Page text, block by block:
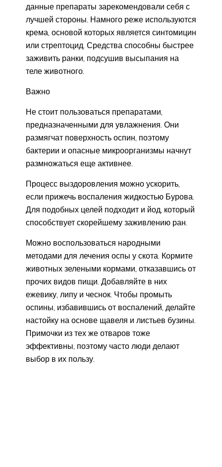
данные препараты зарекомендовали себя с
лучшей стороны. Намного реже используются
крема, основой которых является синтомицин
или стрептоцид. Средства способны быстрее
заживить ранки, подсушив высыпания на
теле животного.
Важно
Не стоит пользоваться препаратами,
предназначенными для увлажнения. Они
размягчат поверхность оспин, поэтому
бактерии и опасные микроорганизмы начнут
размножаться еще активнее.
Процесс выздоровления можно ускорить,
если прижечь воспаления жидкостью Бурова.
Для подобных целей подходит и йод, который
способствует скорейшему заживлению ран.
Можно воспользоваться народными
методами для лечения оспы у скота. Кормите
животных зелеными кормами, отказавшись от
прочих видов пищи. Добавляйте в них
ежевику, липу и чеснок. Чтобы промыть
оспины, избавившись от воспалений, делайте
настойку на основе щавеля и листьев бузины.
Примочки из тех же отваров тоже
эффективны, поэтому часто люди делают
выбор в их пользу.